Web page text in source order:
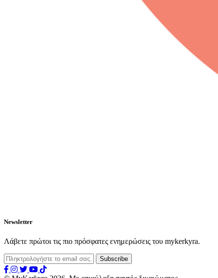
Newsletter
Λάβετε πρώτοι τις πιο πρόσφατες ενημερώσεις του mykerkyra.